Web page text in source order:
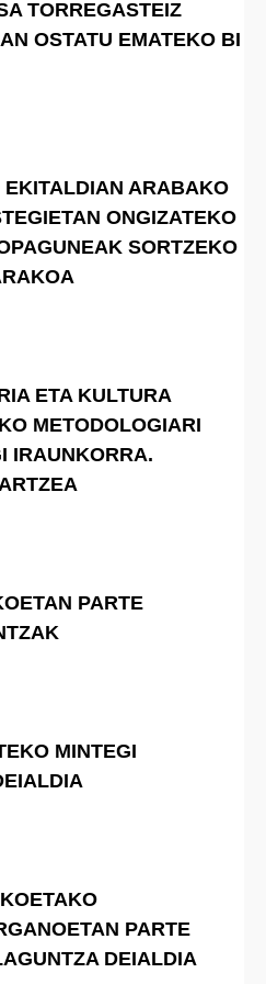
TORREGASTEIZ
OSTATU EMATEKO BI
ARABAKO
ONGIZATEKO
SORTZEKO
ETA KULTURA
METODOLOGIARI
IRAUNKORRA.
PARTE
MINTEGI
PARTE
DEIALDIA